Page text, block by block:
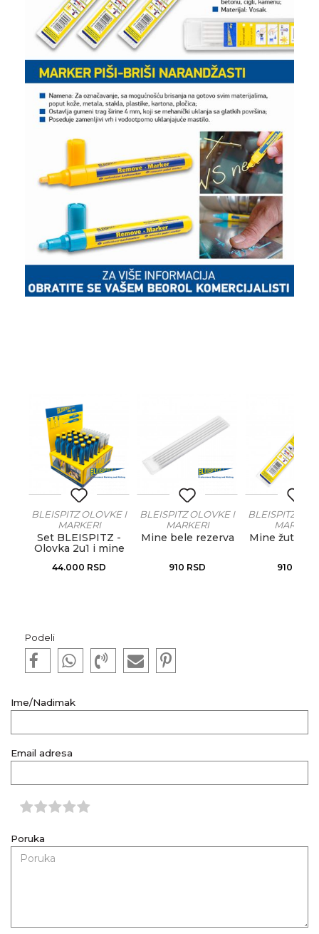
BLEISPITZ OLOVKE I
MARKERI
Set BLEISPITZ -
Olovka 2u1 i mine
44.000 RSD
BLEISPITZ OLOVKE I
MARKERI
Mine bele rezerva
910 RSD
BLEISPITZ
MARKERI
Mine žute
910
Podeli
Ime/Nadimak
Email adresa
Poruka